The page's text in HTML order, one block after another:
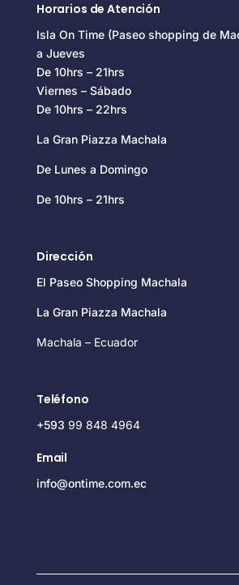
Horarios de Atención
Isla On Time (Paseo shopping de
a Jueves
De 10hrs – 21hrs
Viernes – Sábado
De 10hrs – 22hrs
La Gran Piazza Machala
De Lunes a Domingo
De 10hrs – 21hrs
Dirección
El Paseo Shopping Machala
La Gran Piazza Machala
Machala – Ecuador
Teléfono
+593 99 848 4964
Email
info@ontime.com.ec